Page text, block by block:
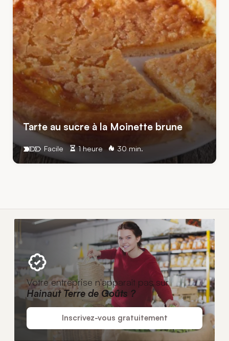
Tarte au sucre à la Moinette brune
1 heure 30 min.
Facile
Votre entreprise n'apparaît pas sur
Hainaut Terre de Goûts ?
Inscrivez-vous gratuitement